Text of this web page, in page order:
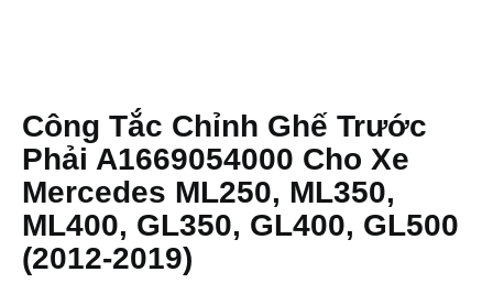
Công Tắc Chỉnh Ghế Trước
Phải A1669054000 Cho Xe
Mercedes ML250, ML350,
ML400, GL350, GL400, GL500
(2012-2019)